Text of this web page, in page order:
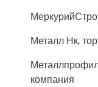
Металл Нк,
компания